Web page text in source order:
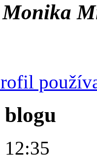
Monika